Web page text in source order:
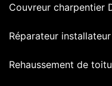
Couvreur charpentier
Réparateur
Rehaussement de